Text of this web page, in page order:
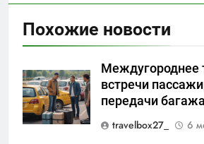
Похожие новости
Междугороднее
встречи
передачи багажа
travelbox27_
6